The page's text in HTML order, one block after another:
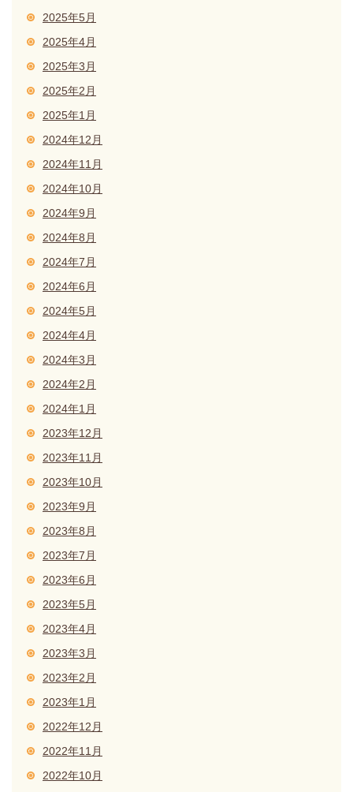
2025年5月
2025年4月
2025年3月
2025年2月
2025年1月
2024年12月
2024年11月
2024年10月
2024年9月
2024年8月
2024年7月
2024年6月
2024年5月
2024年4月
2024年3月
2024年2月
2024年1月
2023年12月
2023年11月
2023年10月
2023年9月
2023年8月
2023年7月
2023年6月
2023年5月
2023年4月
2023年3月
2023年2月
2023年1月
2022年12月
2022年11月
2022年10月